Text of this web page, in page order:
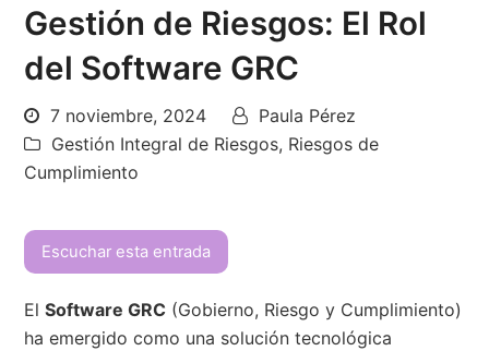
Gestión de Riesgos: El Rol
del Software GRC
7 noviembre, 2024
Paula Pérez
Gestión Integral de Riesgos, Riesgos de
Cumplimiento
Escuchar esta entrada
ElSoftware GRC (Gobierno, Riesgo y Cumplimiento)
ha emergido como una solución tecnológica